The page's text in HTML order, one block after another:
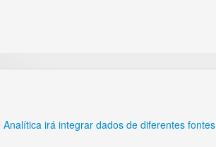
irá integrar dados de diferentes fontes